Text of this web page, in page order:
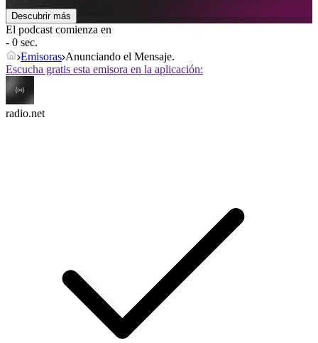
Descubrir más
El podcast comienza en
- 0 sec.
Emisoras Anunciando el Mensaje.
Escucha gratis esta emisora en la aplicación:
radio.net